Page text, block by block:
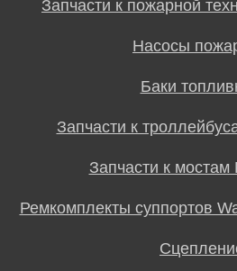
Запчасти к пожарной
Насосы
Баки
Запчасти к
Запчасти к мостам
Ремкомплекты суппортов